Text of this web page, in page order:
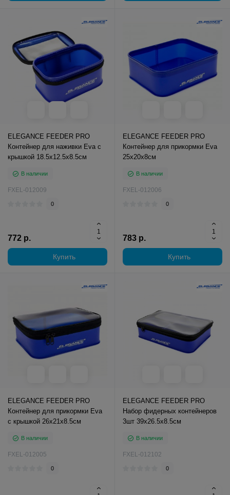
ELEGANCE FEEDER PRO
Контейнер для наживки Eva с
крышкой 18.5х12.5х8.5см
В наличии
FXEL-012009
0
772 р.
Купить
ELEGANCE FEEDER PRO
Контейнер для прикормки Eva
25х20х8см
В наличии
FXEL-012006
0
783 р.
Купить
ELEGANCE FEEDER PRO
Контейнер для прикормки Eva
с крышкой 26х21х8.5см
В наличии
FXEL-012005
0
ELEGANCE FEEDER PRO
Набор фидерных контейнеров
3шт 39х26.5х8.5см
В наличии
FXEL-012102
0